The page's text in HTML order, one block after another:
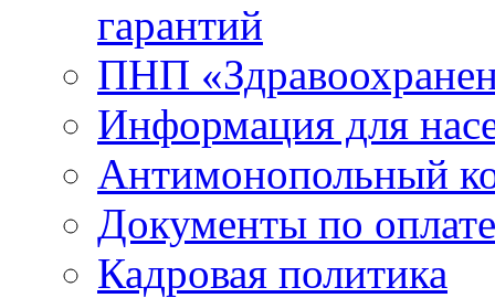
гарантий
ПНП
Информация для
Антимонопольный
Документы по
Кадровая политика